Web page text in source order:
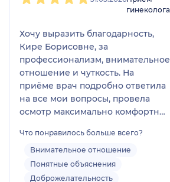
гинеколога
Хочу выразить благодарность,
Кире Борисовне, за
профессионализм, внимательное
отношение и чуткость. На
приёме врач подробно ответила
на все мои вопросы, провела
осмотр максимально комфортно
Очень приятно встретить
специалиста, который не только
обладает высокой
квалификацией, но и умеет
Что понравилось больше всего?
Внимательное отношение
Понятные объяснения
Доброжелательность